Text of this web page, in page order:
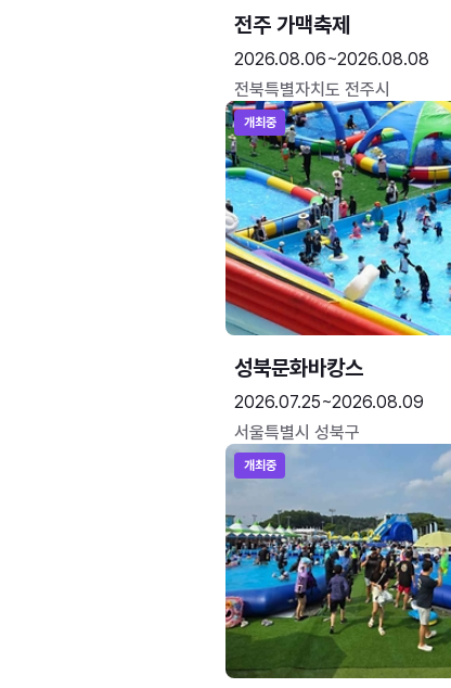
전주 가맥축제
2026.08.06~2026.08.08
전북특별자치도 전주시
개최중
성북문화바캉스
2026.07.25~2026.08.09
서울특별시 성북구
개최중